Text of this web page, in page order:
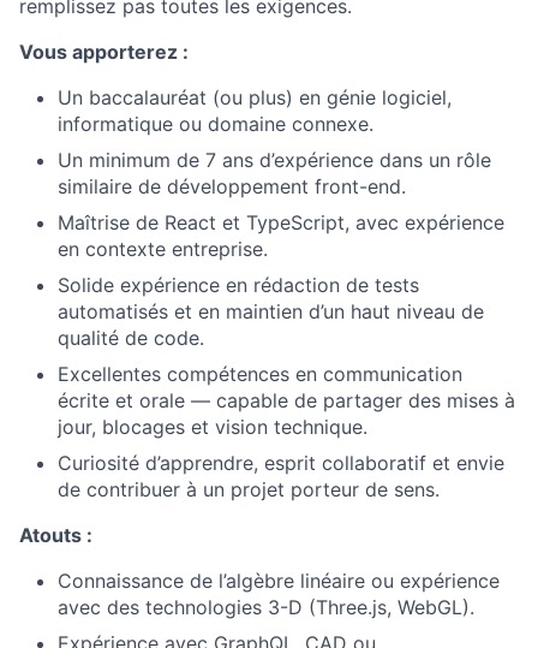
remplissez pas toutes les exigences.
Vous apporterez :
Un baccalauréat (ou plus) en génie logiciel,
informatique ou domaine connexe.
Un minimum de 7 ans d’expérience dans un rôle
similaire de développement front-end.
Maîtrise de React et TypeScript, avec expérience
en contexte entreprise.
Solide expérience en rédaction de tests
automatisés et en maintien d’un haut niveau de
qualité de code.
Excellentes compétences en communication
écrite et orale — capable de partager des mises à
jour, blocages et vision technique.
Curiosité d’apprendre, esprit collaboratif et envie
de contribuer à un projet porteur de sens.
Atouts :
Connaissance de l’algèbre linéaire ou expérience
avec des technologies 3-D (Three.js, WebGL).
Expérience avec GraphQL, CAD ou